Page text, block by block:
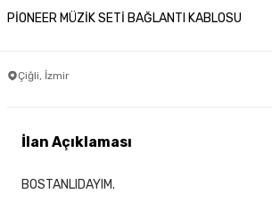
PİONEER MÜZİK SETİ BAĞLANTI KABLOSU
Çiğli, İzmir
İlan Açıklaması
BOSTANLIDAYIM.